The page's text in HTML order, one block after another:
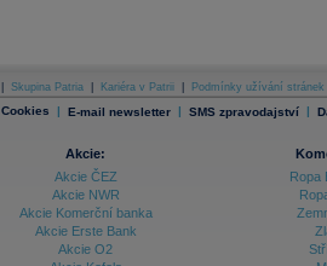
Skupina Patria Kariéra v Patrii Podmínky užívání stránek
Cookies | E-mail newsletter | SMS zpravodajství |
Akcie:
Akcie ČEZ
Akcie NWR
Akcie Komerční banka
Akcie Erste Bank
Akcie O2
Ropa